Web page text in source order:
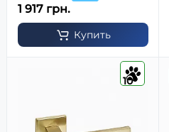
1 917 грн.
Купить
10